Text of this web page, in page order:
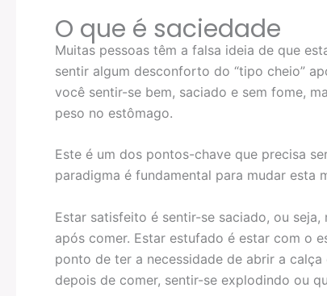
O que é saciedade
Muitas pessoas têm a falsa ideia de que
sentir algum desconforto do “tipo cheio”
você sentir-se bem, saciado e sem fome,
peso no estômago.
Este é um dos pontos-chave que precisa
paradigma é fundamental para mudar esta
Estar satisfeito é sentir-se saciado, ou
após comer. Estar estufado é estar com o
ponto de ter a necessidade de abrir a
depois de comer, sentir-se explodindo ou